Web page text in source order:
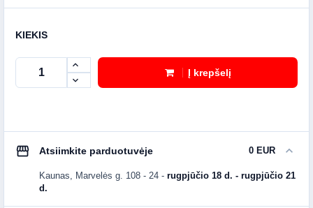
KIEKIS
Į krepšelį
storefront Atsiimkite parduotuvėje 0 EUR expand_more
Kaunas, Marvelės g. 108 - 24 - rugpjūčio 18 d. - rugpjūčio 21
d.